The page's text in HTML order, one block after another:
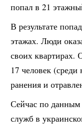
попал в 21
В результате
этажах. Люди
своих квартирах.
17 человек
ранения и
Сейчас по данным
служб в